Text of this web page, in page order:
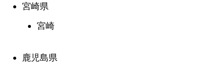
宮崎県
宮崎
鹿児島県